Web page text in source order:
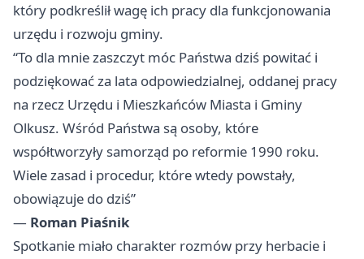
który podkreślił wagę ich pracy dla funkcjonowania
urzędu i rozwoju gminy.
“To dla mnie zaszczyt móc Państwa dziś powitać i
podziękować za lata odpowiedzialnej, oddanej pracy
na rzecz Urzędu i Mieszkańców Miasta i Gminy
Olkusz. Wśród Państwa są osoby, które
współtworzyły samorząd po reformie 1990 roku.
Wiele zasad i procedur, które wtedy powstały,
obowiązuje do dziś”
— Roman Piaśnik
Spotkanie miało charakter rozmów przy herbacie i